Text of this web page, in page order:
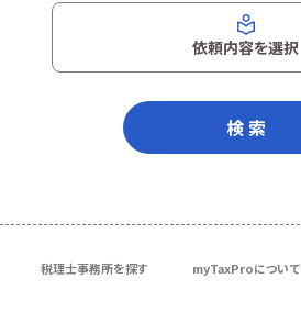
依頼内容を選択
検 索
税理士事務所を探す myTaxProについて